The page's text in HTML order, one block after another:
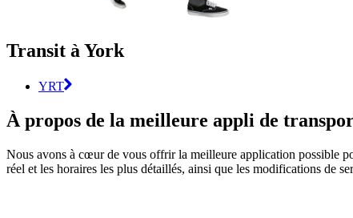
Transit à York
YRT
À propos de la meilleure appli de
Nous avons à cœur de vous offrir la meilleure application possible
réel et les horaires les plus détaillés, ainsi que les modifications de